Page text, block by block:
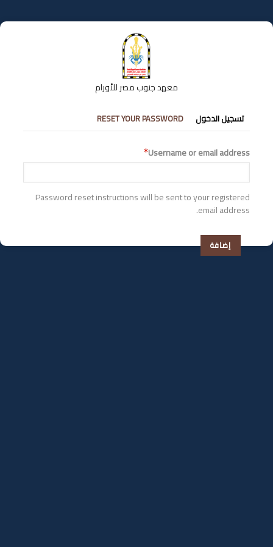
إلى
المحتوى
معهد جنوب مصر للأورام
التبويبات
الأساسية
تسجيل الدخول RESET YOUR PASSWORD
Username or email address
Password reset instructions will be sent to your registered
email address.